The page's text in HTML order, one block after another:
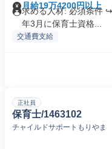
月給19万4200円以上
求める人材: 必須条件
年3月に保育士資格...
交通費支給
正社員
保育士/1463102
チャイルドサポートもりやま